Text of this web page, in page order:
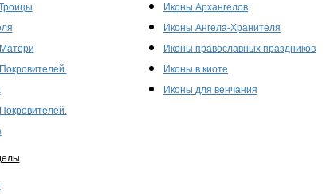
Иконы Архангелов
Иконы Ангела-Хранителя
Иконы православных праздников
Иконы в киоте
Иконы для венчания